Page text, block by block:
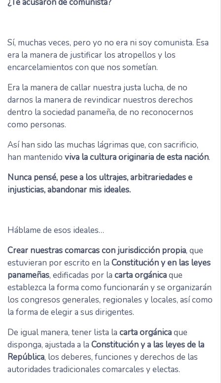
Sí, muchas veces, pero yo no era ni soy comunista. Esa
era la manera de justificar los atropellos y los
encarcelamientos con que nos sometían.
Era la manera de callar nuestra justa lucha, de no
darnos la manera de revindicar nuestros derechos
dentro la sociedad panameña, de no reconocernos
como personas.
Así han sido las muchas lágrimas que, con sacrificio,
han mantenido viva la cultura originaria de esta nación.
Nunca pensé, pese a los ultrajes, arbitrariedades e
injusticias, abandonar mis ideales.
Háblame de esos ideales…
Crear nuestras comarcas con jurisdicción propia, que
estuvieran por escrito en la Constitución y en las leyes
panameñas, edificadas por la carta orgánicaque
establezca la forma como funcionarán y se organizarán
los congresos generales, regionales y locales, así como
la forma de elegir a sus dirigentes.
De igual manera, tener lista la carta orgánicaque
disponga, ajustada a la Constitución y a las leyes de la
República, los deberes, funciones y derechos de las
autoridades tradicionales comarcales y electas.